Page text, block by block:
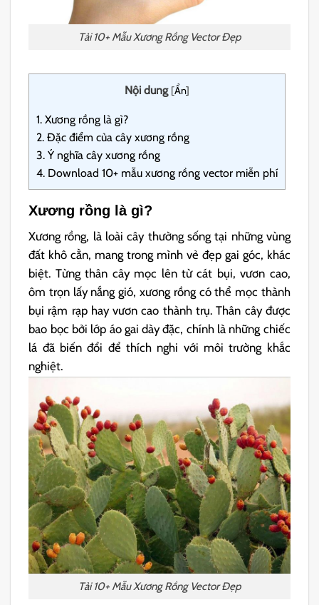
Tải 10+ Mẫu Xương Rồng Vector Đẹp
Nội dung [Ẩn]
1. Xương rồng là gì?
2. Đặc điểm của cây xương rồng
3. Ý nghĩa cây xương rồng
4. Download 10+ mẫu xương rồng vector miễn phí
Xương rồng là gì?
Xương rồng, là loài cây thường sống tại những vùng
đất khô cằn, mang trong mình vẻ đẹp gai góc, khác
biệt. Từng thân cây mọc lên từ cát bụi, vươn cao,
ôm trọn lấy nắng gió, xương rồng có thể mọc thành
bụi rậm rạp hay vươn cao thành trụ. Thân cây được
bao bọc bởi lớp áo gai dày đặc, chính là những chiếc
lá đã biến đổi để thích nghi với môi trường khắc
nghiệt.
Tải 10+ Mẫu Xương Rồng Vector Đẹp